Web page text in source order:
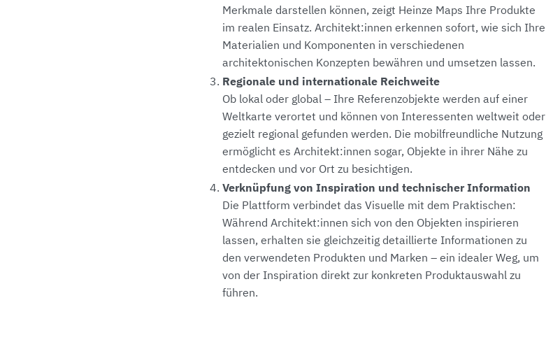
Merkmale darstellen können, zeigt Heinze Maps Ihre Produkte
im realen Einsatz. Architekt:innen erkennen sofort, wie sich Ihre
Materialien und Komponenten in verschiedenen
architektonischen Konzepten bewähren und umsetzen lassen.
Regionale und internationale Reichweite
Ob lokal oder global – Ihre Referenzobjekte werden auf einer
Weltkarte verortet und können von Interessenten weltweit oder
gezielt regional gefunden werden. Die mobilfreundliche Nutzung
ermöglicht es Architekt:innen sogar, Objekte in ihrer Nähe zu
entdecken und vor Ort zu besichtigen.
Verknüpfung von Inspiration und technischer Information
Die Plattform verbindet das Visuelle mit dem Praktischen:
Während Architekt:innen sich von den Objekten inspirieren
lassen, erhalten sie gleichzeitig detaillierte Informationen zu
den verwendeten Produkten und Marken – ein idealer Weg, um
von der Inspiration direkt zur konkreten Produktauswahl zu
führen.